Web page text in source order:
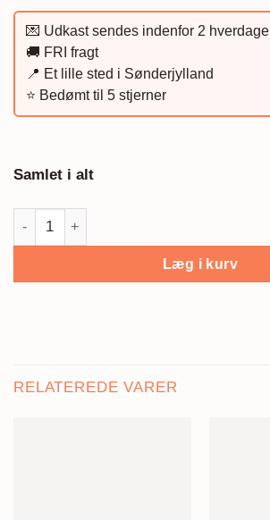
💌 Udkast sendes indenfor 2 hverdage
🚚 FRI fragt
📍 Et lille sted i Sønderjylland
⭐️ Bedømt til 5 stjerner
Samlet i alt
Unik Track-plakat, Design 05 antal
Læg i kurv
RELATEREDE VARER